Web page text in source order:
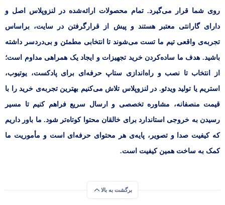
روی شما قرار می‌گیرد. تمام محصولات ارائه‌شده در لنزوپلاس اصل و
دارای گارانتی معتبر هستند و پیش از قرارگرفتن در سایت، براساس
تجربه‌ی واقعی تیم ما تست می‌شوند تا انتخابی مطمئن و بی‌دردسر داشته
باشید. هدف ما ساده‌کردن خرید تجهیزات و ایجاد یک همراهی مداوم است؛
از انتخاب تا نصب و راه‌اندازی ستاپ حرفه‌ای برای پادکست، یوتیوب،
استریم یا تولید ویدئو. در لنزوپلاس تلاش می‌کنیم بهترین تجربه‌ی خرید را با
قیمت منصفانه، مشاوره تخصصی و ارسال سریع فراهم کنیم تا مسیر
رسیدن به خروجی استاندارد برای خالقان محتوا کوتاه‌تر شود. ما باور داریم
که کیفیت صدا و تصویر، پایه‌ی هر محتوای حرفه‌ای است و مأموریت ما
کمک به ساخت همین کیفیت است.
برگشت به بالا